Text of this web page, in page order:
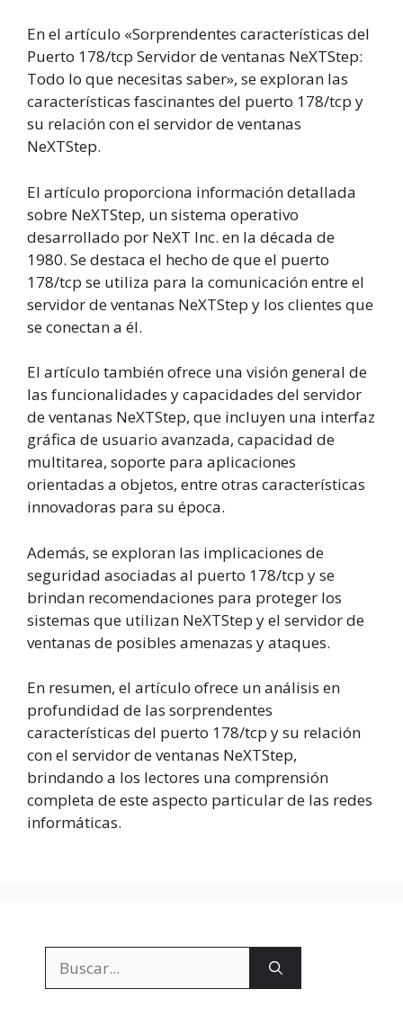
En el artículo «Sorprendentes características del
Puerto 178/tcp Servidor de ventanas NeXTStep:
Todo lo que necesitas saber», se exploran las
características fascinantes del puerto 178/tcp y
su relación con el servidor de ventanas
NeXTStep.
El artículo proporciona información detallada
sobre NeXTStep, un sistema operativo
desarrollado por NeXT Inc. en la década de
1980. Se destaca el hecho de que el puerto
178/tcp se utiliza para la comunicación entre el
servidor de ventanas NeXTStep y los clientes que
se conectan a él.
El artículo también ofrece una visión general de
las funcionalidades y capacidades del servidor
de ventanas NeXTStep, que incluyen una interfaz
gráfica de usuario avanzada, capacidad de
multitarea, soporte para aplicaciones
orientadas a objetos, entre otras características
innovadoras para su época.
Además, se exploran las implicaciones de
seguridad asociadas al puerto 178/tcp y se
brindan recomendaciones para proteger los
sistemas que utilizan NeXTStep y el servidor de
ventanas de posibles amenazas y ataques.
En resumen, el artículo ofrece un análisis en
profundidad de las sorprendentes
características del puerto 178/tcp y su relación
con el servidor de ventanas NeXTStep,
brindando a los lectores una comprensión
completa de este aspecto particular de las redes
informáticas.